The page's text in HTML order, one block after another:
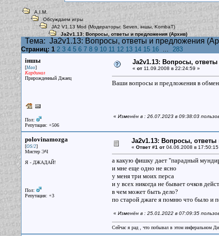
A.I.M.
Обсуждаем игры
JA2 V1.13 Mod (Модераторы: Seven iншы, KombaT)
Ja2v1.13: Вопросы, ответы и предложения (Архив)
Тема: Ja2v1.13: Вопросы, ответы и предложения
Страниц: 1 2 3 4 5 6 7 8 9 10 11 12 13 14 15 16... 283
iншы
[Мао]
Кардинал
Прирожденный Джаец
Пол:
Репутация: +506
Ja2v1.13: Вопросы,
« от11.09.2008 в 22:24:59 »
Ваши вопросы и предложения в
« Изменён в : 26.07.2023 в 09:38:03
polovinamozga
[OS/2]
Мистер ЭЧ
Я - ДЖАДАЙ!
Пол:
Репутация: +3
Ja2v1.13: Вопросы,
« Ответ #1 от04.06.2008 в 17:50:15
а какую фишку дает "парадный
и мне еще одно не ясно
у меня три моих перса
и у всех никогда не бывает очков
в чем может быть дело?
по старой джаге я помню что было и
« Изменён в : 25.01.2022 в 07:09:35
Сейчас я рад , что побывал в этом инферальном